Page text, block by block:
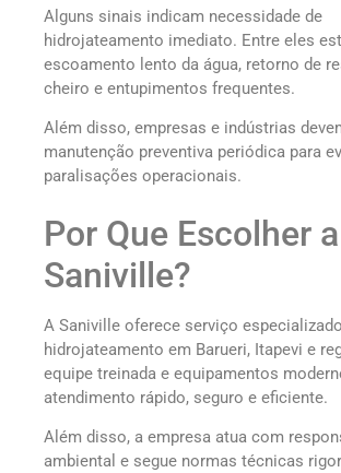
Alguns sinais indicam necessidade de
hidrojateamento imediato. Entre eles
escoamento lento da água, retorno de
cheiro e entupimentos frequentes.
Além disso, empresas e indústrias
manutenção preventiva periódica para
paralisações operacionais.
Por Que Escolher a
Saniville?
A Saniville oferece serviço
hidrojateamento em Barueri, Itapevi e
equipe treinada e equipamentos
atendimento rápido, seguro e eficiente.
Além disso, a empresa atua com
ambiental e segue normas técnicas